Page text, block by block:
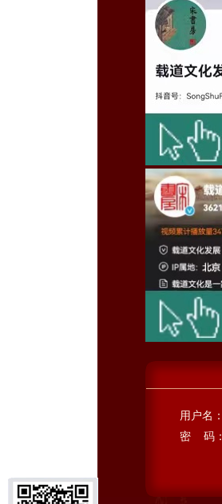
用户名：
密 码：